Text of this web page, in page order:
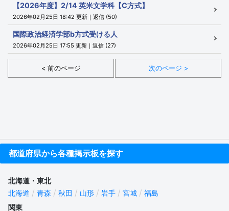
【2026年度】2/14 英米文学科【C方式】
2026年02月25日 18:42 更新｜返信 (50)
国際政治経済学部b方式受ける人
2026年02月25日 17:55 更新｜返信 (27)
< 前のページ 次のページ >
都道府県から各種掲示板を探す
北海道・東北
北海道
青森 秋田 山形 岩手 宮城
福島
関東